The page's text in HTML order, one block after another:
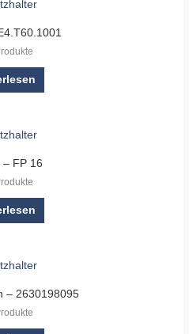
– FP 16
– 2630198095